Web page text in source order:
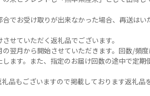
でお受け取りが出来なかった場合、再送はい
せていただく返礼品でございます。
翌月から開始させていただきます。回数/頻
ます。また、指定のお届け回数の途中で定
品もございますので掲載しております返礼品